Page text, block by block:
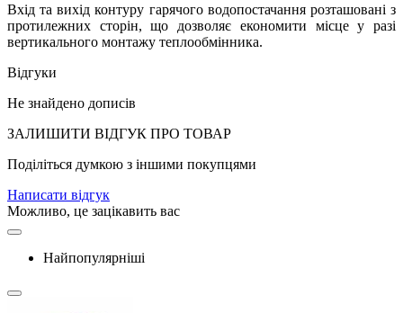
Вхід та вихід контуру гарячого водопостачання розташовані з
протилежних сторін, що дозволяє економити місце у разі
вертикального монтажу теплообмінника.
Відгуки
Не знайдено дописів
ЗАЛИШИТИ ВIДГУК ПРО ТОВАР
Поділіться думкою з іншими покупцями
Написати відгук
Можливо, це зацікавить вас
Найпопулярніші